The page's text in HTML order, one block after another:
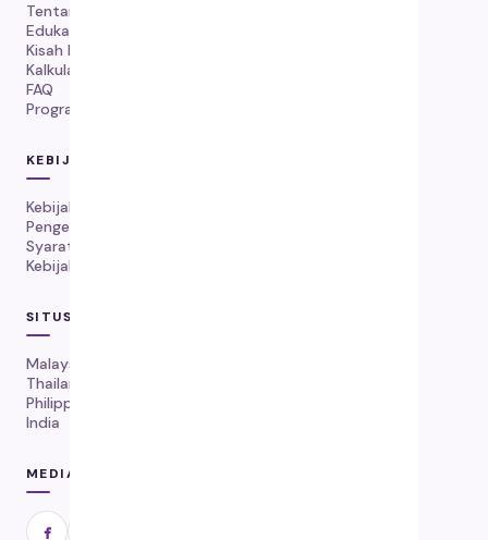
Tentang Kami
Edukasi FIP
Kisah Pemulihan FIP
Kalkulator Dosis
FAQ
Program Kekambuhan
KEBIJAKAN
Kebijakan Pengiriman
Pengembalian & Penggantian
Syarat Layanan
Kebijakan Privasi
SITUS WEB GLOBAL
Malaysia
Thailand
Philippines
India
MEDIA SOSIAL